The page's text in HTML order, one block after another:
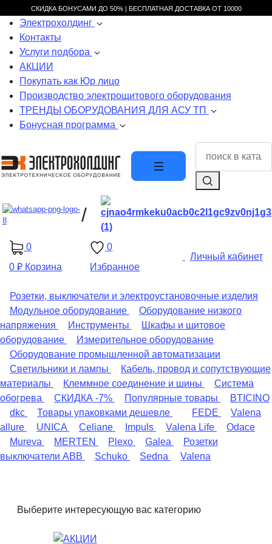
СКИДКА БОНУСАМИ ДО 50% | БЕСПЛАТНАЯ ДОСТАВКА ОТ 10000
Электрохолдинг
Контакты
Услуги подбора
АКЦИИ
Покупать как Юр лицо
Производство электрощитового оборудования
ТРЕНДЫ ОБОРУДОВАНИЯ ДЛЯ АСУ ТП
Бонусная программа
/
0
0 ₽ Корзина
Личный кабинет
0
Избранное
Розетки, выключатели и электроустановочные изделия
Модульное оборудование
Оборудование низкого
напряжения
Инструменты
Шкафы и щитовое
оборудование
Измерительное оборудование
Оборудование промышленной автоматизации
Светильники и лампы
Кабель, провод и сопутствующие
материалы
Клеммное соединение и шины
Система
обогрева
СКИДКА -7% Популярные товары
BTICINO
dkc
Товары упаковками дешевле FEDE
Valena
allure
UNICA Celiane Impuls Valena Life
Odace
Mureva
MERTEN Plexo Galea
Розетки
выключатели ABB
Schuko Sedna Valena
Выберите интересующую вас категорию